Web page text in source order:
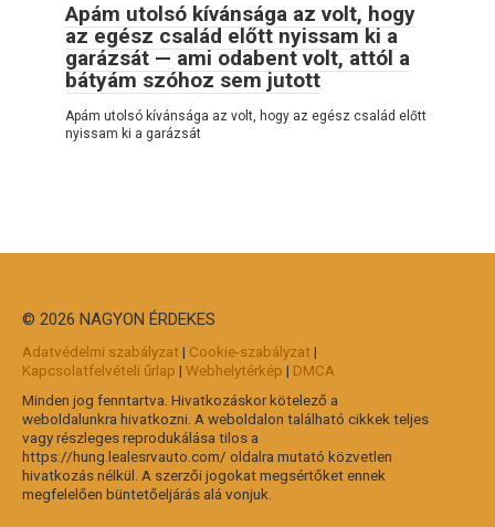
Apám utolsó kívánsága az volt, hogy
az egész család előtt nyissam ki a
garázsát — ami odabent volt, attól a
bátyám szóhoz sem jutott
Apám utolsó kívánsága az volt, hogy az egész család előtt
nyissam ki a garázsát
© 2026 NAGYON ÉRDEKES
Adatvédelmi szabályzat | Cookie-szabályzat |
Kapcsolatfelvételi űrlap | Webhelytérkép | DMCA
Minden jog fenntartva. Hivatkozáskor kötelező a
weboldalunkra hivatkozni. A weboldalon található cikkek teljes
vagy részleges reprodukálása tilos a
https://hung.lealesrvauto.com/ oldalra mutató közvetlen
hivatkozás nélkül. A szerzői jogokat megsértőket ennek
megfelelően büntetőeljárás alá vonjuk.